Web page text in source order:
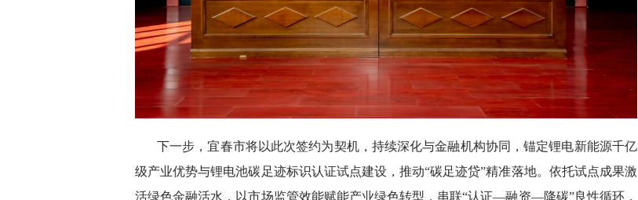
下一步，宜春市将以此次签约为契机，持续深化与金融机构协同，锚定锂电新能源千亿
级产业优势与锂电池碳足迹标识认证试点建设，推动“碳足迹贷”精准落地。依托试点成果激
活绿色金融活水，以市场监管效能赋能产业绿色转型，串联“认证—融资—降碳”良性循环，